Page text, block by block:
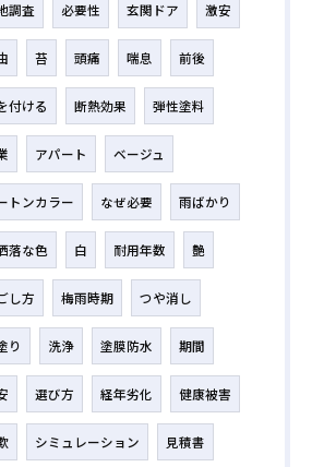
調査 必要性 玄関ドア 激安
苔 頭痛 喘息 前後
付ける 断熱効果 弾性塗料
アパート ベージュ
トンカラー なぜ必要 雨ばかり
落な色 白 耐用年数 艶
し方 梅雨時期 つや消し
り 洗浄 塗膜防水 期間
選び方 経年劣化 健康被害
シミュレーション 見積書